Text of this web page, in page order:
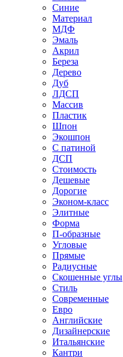
Синие
Материал
МДФ
Эмаль
Акрил
Береза
Дерево
Дуб
ЛДСП
Массив
Пластик
Шпон
Экошпон
С патиной
ДСП
Стоимость
Дешевые
Дорогие
Эконом-класс
Элитные
Форма
П-образные
Угловые
Прямые
Радиусные
Скошенные углы
Стиль
Современные
Евро
Английские
Дизайнерские
Итальянские
Кантри